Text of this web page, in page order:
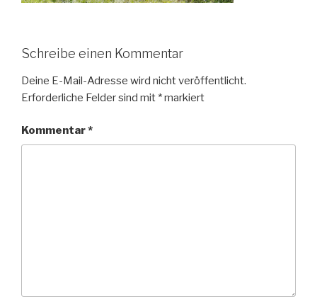
Schreibe einen Kommentar
Deine E-Mail-Adresse wird nicht veröffentlicht.
Erforderliche Felder sind mit *markiert
Kommentar*